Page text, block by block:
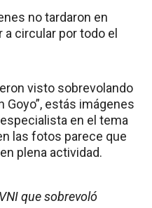
no tardaron en
circular por todo el
visto sobrevolando
Goyo”, estás imágenes
en el tema
las fotos parece que
plena actividad.
que sobrevoló